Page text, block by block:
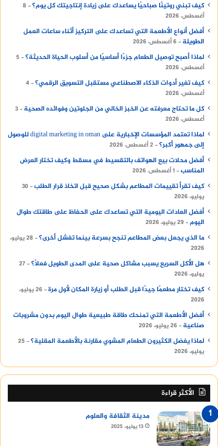
كيف تبني روتينًا صباحيًا يساعدك على زيادة إنتاجيتك كل يوم؟
8
أغسطس، 2026
أفضل أنواع الأطعمة التي تساعدك على التركيز أثناء ساعات العمل
الطويلة
6 أغسطس، 2026
لماذا أصبح توصيل الطعام جزءًا أساسيًا من أسلوب الحياة الحديثة؟
5
أغسطس، 2026
كيف تغير أدوات الذكاء الاصطناعي مستقبل التسويق الرقمي؟ 4
أغسطس، 2026
كل ما تحتاج معرفته عن الخبز الخالي من الجلوتين وفوائده الصحية
3
أغسطس، 2026
لماذا تعتمد المؤسسات الإخبارية على digital marketing in oman للوصول
إلى جمهور أكبر؟ 2 أغسطس، 2026
أفضل محلات بيع الهواتف بالتقسيط في مسقط وكيف تختار العرض
المناسب 1 أغسطس، 2026
كيف تقرأ تقييمات المطاعم بشكل صحيح قبل اتخاذ قرار الطلب
30
يوليو، 2026
أفضل العادات اليومية التي تساعدك على الحفاظ على طاقتك طوال
اليوم
29 يوليو، 2026
ما الذي يجعل بعض المطاعم تنجح بسرعة بينما تفشل أخرى؟
28 يوليو،
2026
هل الأكل السريع يسبب مشاكل صحية على المدى الطويل فعلًا؟ 27
يوليو، 2026
كيف تختار مطعمًا جيدًا قبل الطلب أو زيارة المكان لأول مرة
26 يوليو،
2026
أفضل الأطعمة التي تمنحك طاقة طبيعية طوال اليوم بدون مشروبات
صناعية
26 يوليو، 2026
لماذا يفضل الكثيرون الطعام المشوي مقارنة بالأطعمة المقلية؟
25
يوليو، 2026
الأكثر قراءة
مدينة الثقافة والعلوم
13 يوليو، 2025